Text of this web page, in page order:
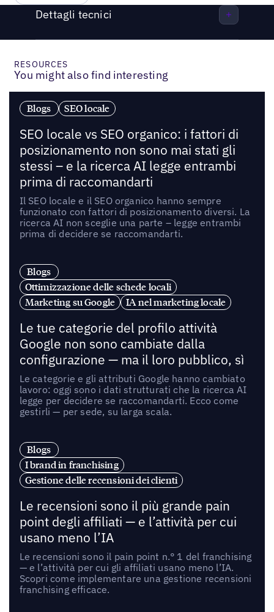
Dettagli tecnici
RESOURCES
You might also find interesting
Blogs SEO locale
SEO locale vs SEO organico: i fattori di
posizionamento non sono mai stati gli
stessi – e la ricerca AI legge entrambi
prima di raccomandarti
Il SEO locale e il SEO organico hanno sempre
funzionato con fattori di posizionamento diversi. La
ricerca AI non sceglie una parte – legge entrambi
prima di decidere se raccomandarti.
Blogs
Ottimizzazione delle schede locali
Marketing su Google
IA nel marketing locale
Le tue categorie del profilo attività
Google non sono cambiate dalla
configurazione — ma il loro pubblico, sì
Le categorie e gli attributi Google hanno cambiato
lavoro: oggi sono i dati strutturati che la ricerca AI
legge per decidere se raccomandarti. Ecco come
gestirli — per sede, su larga scala.
Blogs
I brand in franchising
Gestione delle recensioni dei clienti
Le recensioni sono il più grande pain
point degli affiliati — e l’attività per cui
usano meno l’IA
Le recensioni sono il pain point n.° 1 del franchising
— e l’attività per cui gli affiliati usano meno l’IA.
Scopri come implementare una gestione recensioni
franchising efficace.